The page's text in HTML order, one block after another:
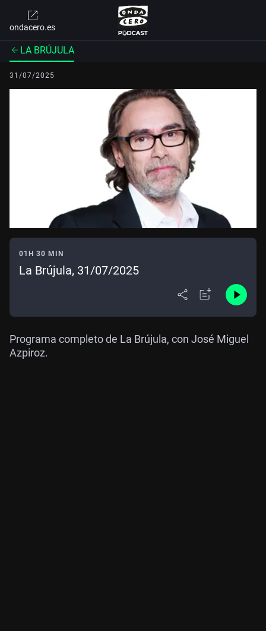
ondacero.es
LA BRÚJULA
31/07/2025
01H 30 MIN
La Brújula, 31/07/2025
Programa completo de La Brújula, con José Miguel
Azpiroz.